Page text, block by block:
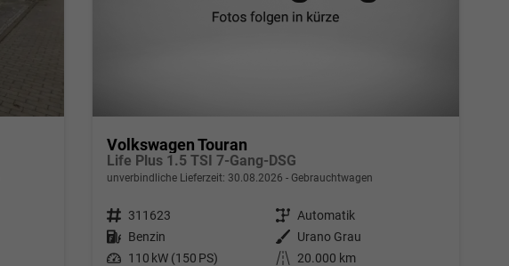
Volkswagen Touran
Life Plus 1.5 TSI 7-Gang-DSG
unverbindliche Lieferzeit: 30.08.2026 Gebrauchtwagen
Fahrzeugnr. 311623 Getriebe Automatik
Kraftstoff Benzin Außenfarbe
Urano Grau
Leistung 110 kW (150 PS) Kilometerstand
20.000 km